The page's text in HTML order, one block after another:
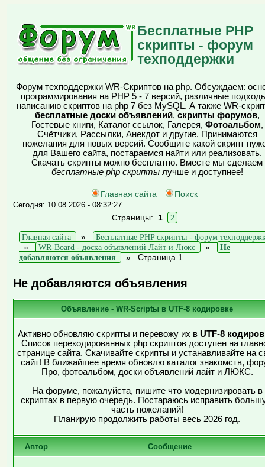
Бесплатные PHP
скрипты - форум
техподдержки
Форум техподдержки WR-Скриптов на php. Обсуждаем:
программирования на PHP 5 - 7 версий, различные
написанию скриптов на php 7 без MySQL. А также WR-
бесплатные доски объявлений, скрипты форумов,
Гостевые книги, Каталог ссылок, Галерея, Фотоальбом,
Счётчики, Рассылки, Анекдот и другие. Принимаются
пожелания для новых версий. Сообщите какой скрипт
для Вашего сайта, постараемся найти или реализовать.
Скачать скрипты можно бесплатно. Вместе мы сделаем
бесплатные php скриптылучше и доступнее!
Главная сайта Поиск
Сегодня: 10.08.2026 - 08:32:27
Страницы: 1 2
Главная сайта »
Бесплатные PHP скрипты - форум
»
WR-Board - доска объявлений Лайт и Люкс »
Не
добавляются объявления
» Страница 1
Не добавляются объявления
Объявление - WR-Scriptы в UTF-8 кодировке
Активно обновляю скрипты и перевожу их в UTF-8
Список перекодированных php скриптов доступен на
странице сайта. Скачивайте скрипты и устанавливайте на
сайт! В ближайшее время обновлю каталог знакомств,
Про, фотоальбом, доски объявлений лайт и ЛЮКС.
На форуме, пожалуйста, пишите что модернизировать в
скриптах в первую очередь. Постараюсь исправить
часть пожеланий!
Планирую продолжить работы весь 2026 год.
Автор Сообщение